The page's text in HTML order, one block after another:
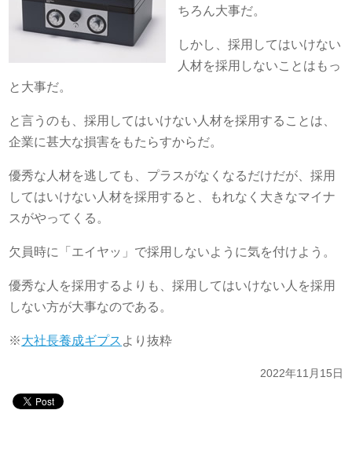
ちろん大事だ。
しかし、採用してはいけない
人材を採用しないことはもっ
と大事だ。
と言うのも、採用してはいけない人材を採用することは、
企業に甚大な損害をもたらすからだ。
優秀な人材を逃しても、プラスがなくなるだけだが、採用
してはいけない人材を採用すると、もれなく大きなマイナ
スがやってくる。
欠員時に「エイヤッ」で採用しないように気を付けよう。
優秀な人を採用するよりも、採用してはいけない人を採用
しない方が大事なのである。
※大社長養成ギプス より抜粋
2022年11月15日